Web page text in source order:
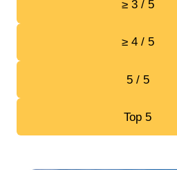
≥ 3 / 5
≥ 4 / 5
5 / 5
Top 5